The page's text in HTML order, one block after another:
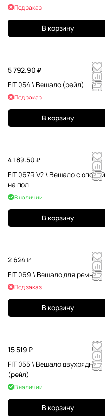
Под заказ
В корзину
5 792.90 ₽
FIT 054 \ Вешало (рейл)
Под заказ
В корзину
4 189.50 ₽
FIT 067R V2 \ Вешало с опорой
на пол
В наличии
В корзину
2 624 ₽
FIT 069 \ Вешало для ремней
Под заказ
В корзину
15 519 ₽
FIT 055 \ Вешало двухрядное
(рейл)
В наличии
В корзину